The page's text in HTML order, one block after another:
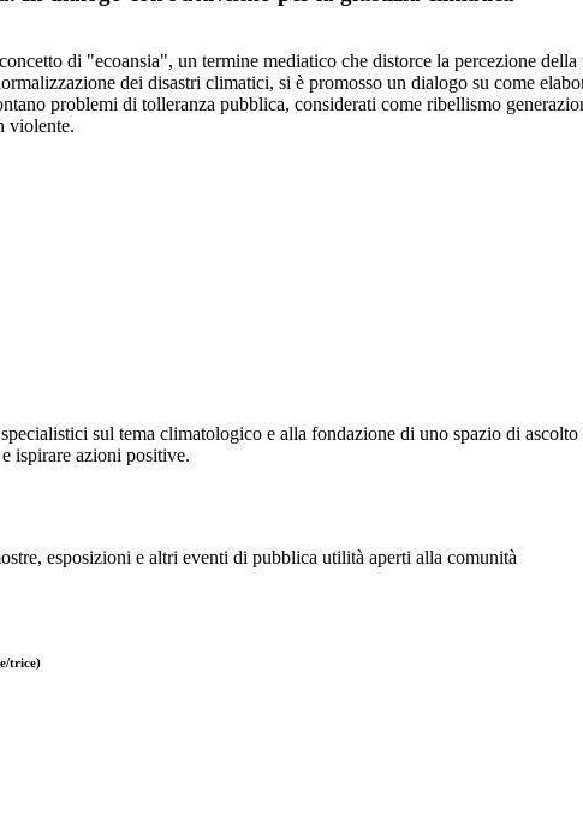
di "ecoansia", un termine mediatico che distorce la percezione
dei disastri climatici, si è promosso un dialogo su come
problemi di tolleranza pubblica, considerati come ribellismo
violente.
sul tema climatologico e alla fondazione di uno spazio di
ispirare azioni positive.
esposizioni e altri eventi di pubblica utilità aperti alla comunità
trice)